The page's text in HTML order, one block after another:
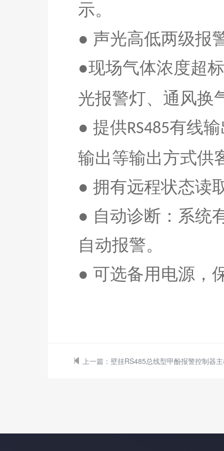
示。
● 声光高低两级报
●现场气体浓度超
光报警灯、通风换
● 提供RS485有线
输出等输出方式供
● 拥有远程状态读
● 自动诊断：系统
自动报警。
● 可选备用电源，
上一篇： 壁挂RS485总线型甲酚报警控制器